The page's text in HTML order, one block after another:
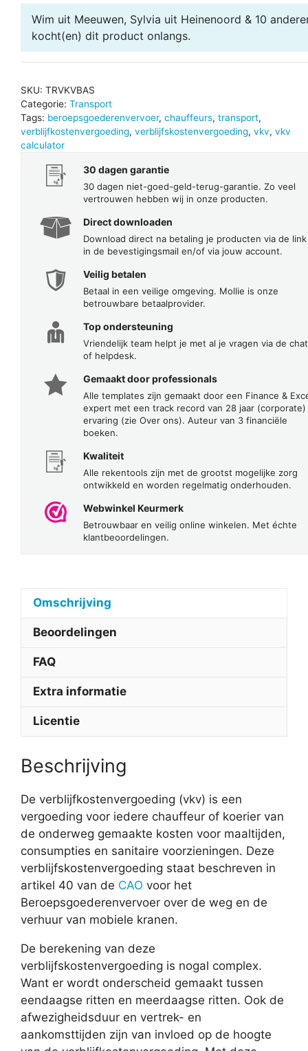
Excel
-
Basic
aantal
Wim uit Meeuwen, Sylvia uit Heinenoord & 10
kocht(en) dit product onlangs.
SKU: TRVKVBAS
Categorie: Transport
Tags: beroepsgoederenvervoer, chauffeurs, transport,
verblijfkostenvergoeding, verblijfskostenvergoeding, vkv, vkv
calculator
30 dagen garantie
30 dagen niet-goed-geld-terug-garantie. Zo veel
vertrouwen hebben wij in onze producten.
Direct downloaden
Download direct na betaling je producten via de link
in de bevestigingsmail en/of via jouw account.
Veilig betalen
Betaal in een veilige omgeving. Mollie is onze
betrouwbare betaalprovider.
Top ondersteuning
Vriendelijk team helpt je met al je vragen via de chat
of helpdesk.
Gemaakt door professionals
Alle templates zijn gemaakt door een Finance &
expert met een track record van 28 jaar (corporate)
ervaring (zie Over ons). Auteur van 3 financiële
boeken.
Kwaliteit
Alle rekentools zijn met de grootst mogelijke zorg
ontwikkeld en worden regelmatig onderhouden.
Webwinkel Keurmerk
Betrouwbaar en veilig online winkelen. Met échte
klantbeoordelingen.
Omschrijving
Beoordelingen
FAQ
Extra informatie
Licentie
Beschrijving
De verblijfkostenvergoeding (vkv) is een
vergoeding voor iedere chauffeur of koerier van
de onderweg gemaakte kosten voor maaltijden,
consumpties en sanitaire voorzieningen. Deze
verblijfskostenvergoeding staat beschreven in
artikel 40 van de CAO voor het
Beroepsgoederenvervoer over de weg en de
verhuur van mobiele kranen.
De berekening van deze
verblijfskostenvergoeding is nogal complex.
Want er wordt onderscheid gemaakt tussen
eendaagse ritten en meerdaagse ritten. Ook de
afwezigheidsduur en vertrek- en
aankomsttijden zijn van invloed op de hoogte